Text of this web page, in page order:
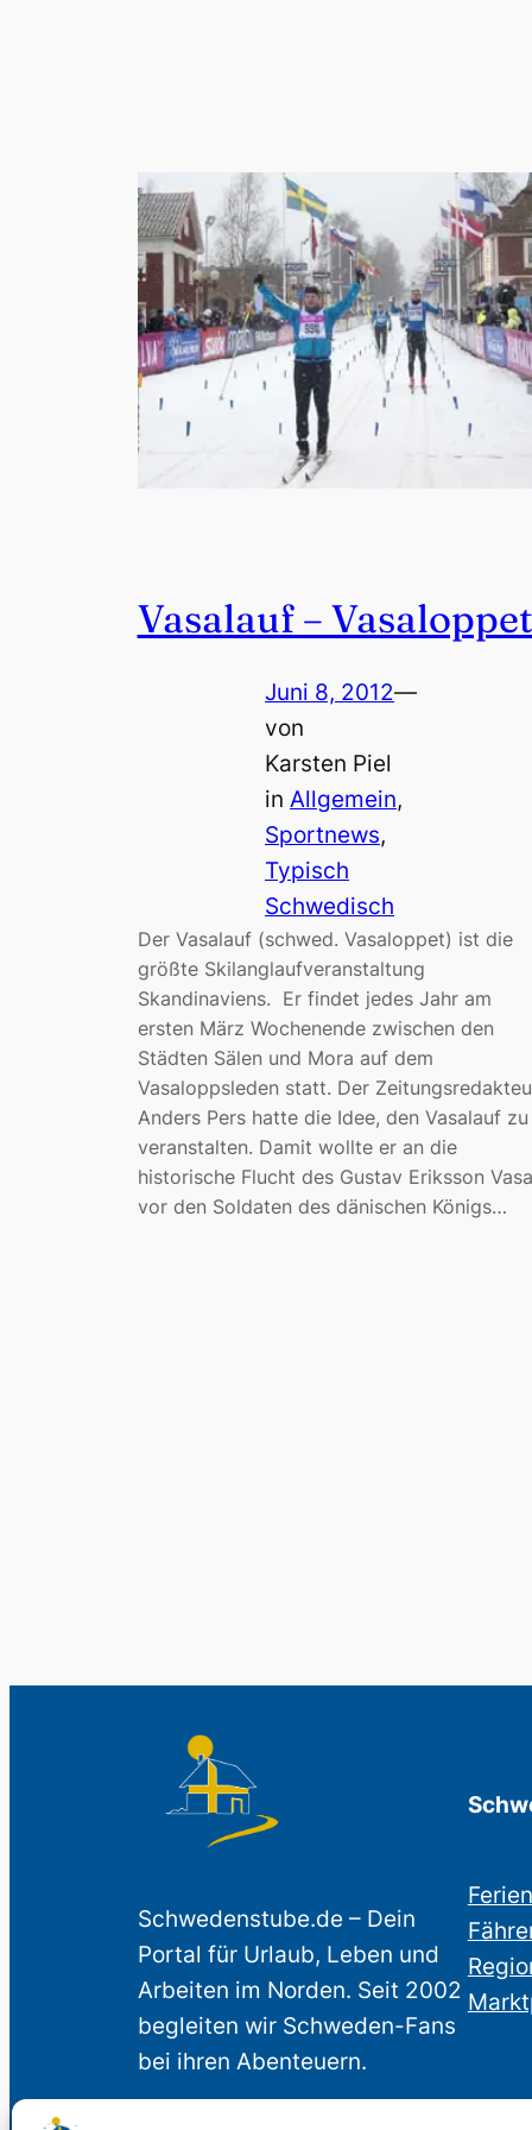
Vasalauf – Vasaloppet
Juni 8, 2012—
von
Karsten Piel
inAllgemein
Sportnews
Typisch
Schwedisch
Der Vasalauf (schwed. Vasaloppet) ist die
größte Skilanglaufveranstaltung
Skandinaviens. Er findet jedes Jahr am
ersten März Wochenende zwischen den
Städten Sälen und Mora auf dem
Vasaloppsleden statt. Der
Anders Pers hatte die Idee, den Vasalauf zu
veranstalten. Damit wollte er an die
historische Flucht des Gustav Eriksson Vasa
vor den Soldaten des dänischen Königs…
Schwedenstube.de – Dein
Portal für Urlaub, Leben und
Arbeiten im Norden. Seit 2002
begleiten wir Schweden-Fans
bei ihren Abenteuern.